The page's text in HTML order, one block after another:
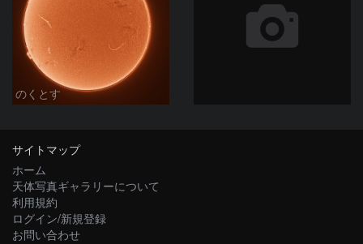
のくとす
サイトマップ
ホーム
天体写真ギャラリーについて
利用規約
ログイン/新規登録
お問い合わせ